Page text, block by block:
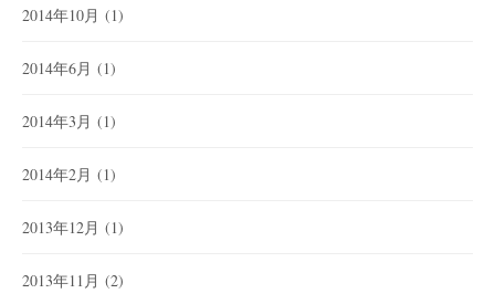
2014年10月 (1)
2014年6月 (1)
2014年3月 (1)
2014年2月 (1)
2013年12月 (1)
2013年11月 (2)